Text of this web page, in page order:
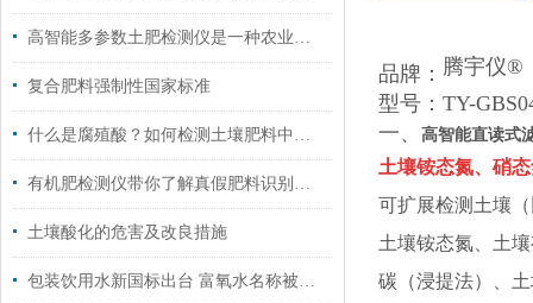
高智能多参数土肥检测仪是一种农业检测设备
复合肥料强制性国家标准
什么是腐殖酸？如何检测土壤肥料中的腐殖酸？
有机肥检测仪带你了解真假肥料识别及购买肥料注意事项
土壤酸化的危害及改良措施
包装饮用水新国标出台 富氧水名称被叫停
品牌： 腾宇仪®
型号：TY-
一、
高智能直读式
土壤铵态氮、硝
可扩展检测 土壤
土壤铵态氮、土
碳（浸提法）、